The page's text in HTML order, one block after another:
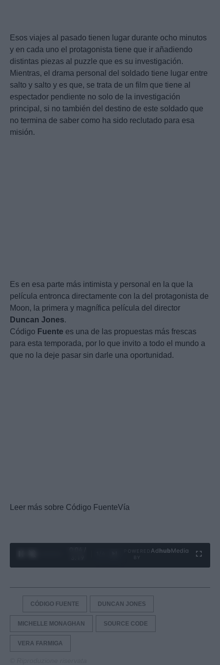
Esos viajes al pasado tienen lugar durante ocho minutos
y en cada uno el protagonista tiene que ir añadiendo
distintas piezas al puzzle que es su investigación.
Mientras, el drama personal del soldado tiene lugar entre
salto y salto y es que, se trata de un film que tiene al
espectador pendiente no solo de la investigación
principal, si no también del destino de este soldado que
no termina de saber como ha sido reclutado para esa
misión.
Es en esa parte más intimista y personal en la que la
película entronca directamente con la del protagonista de
Moon, la primera y magnífica película del director
Duncan Jones.
Código Fuente es una de las propuestas más frescas
para esta temporada, por lo que invito a todo el mundo a
que no la deje pasar sin darle una oportunidad.
Leer más sobre Código FuenteVía
Ad hubMedia
CÓDIGO FUENTE DUNCAN JONES
MICHELLE MONAGHAN SOURCE CODE
VERA FARMIGA